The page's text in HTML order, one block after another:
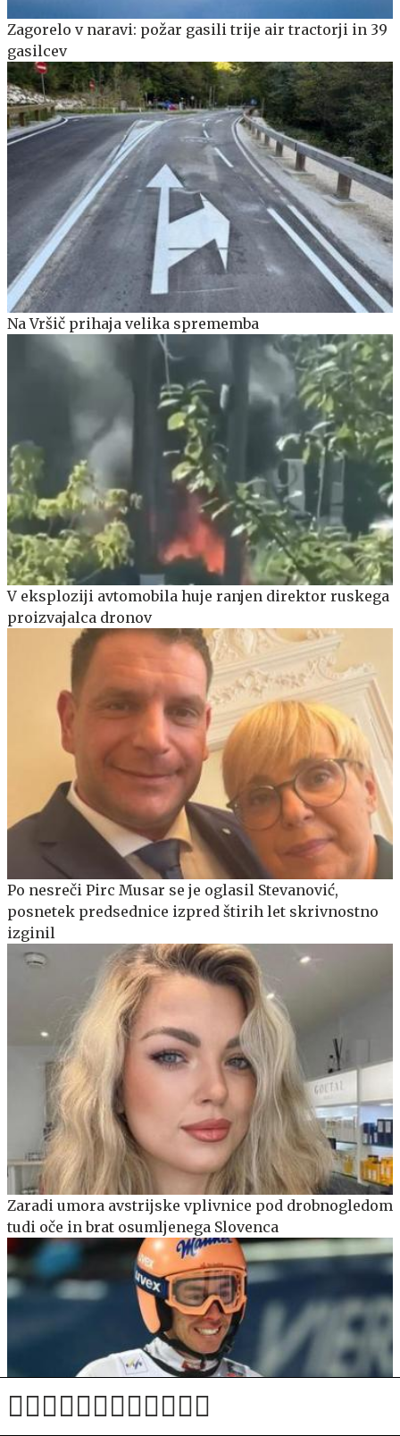
Zagorelo v naravi: požar gasili trije air tractorji in 39
gasilcev
Na Vršič prihaja velika sprememba
V eksploziji avtomobila huje ranjen direktor ruskega
proizvajalca dronov
Po nesreči Pirc Musar se je oglasil Stevanović,
posnetek predsednice izpred štirih let skrivnostno
izginil
Zaradi umora avstrijske vplivnice pod drobnogledom
tudi oče in brat osumljenega Slovenca